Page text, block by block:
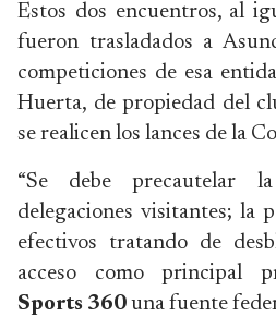
Estos dos encuentros, al
fueron trasladados a
competiciones de esa
Huerta, de propiedad del
se realicen los lances de la
“Se debe precautelar
delegaciones visitantes; la
efectivos tratando de
acceso como principal
Sports 360 una fuente